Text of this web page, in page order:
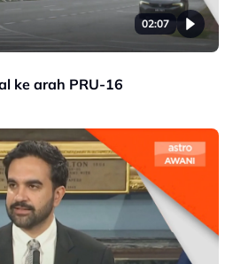
02:07
ke arah PRU-16